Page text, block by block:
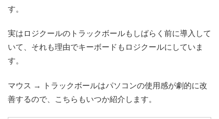
す。
実はロジクールのトラックボールもしばらく前に導入して
いて、それも理由でキーボードもロジクールにしていま
す。
マウス → トラックボールはパソコンの使用感が劇的に改
善するので、こちらもいつか紹介します。